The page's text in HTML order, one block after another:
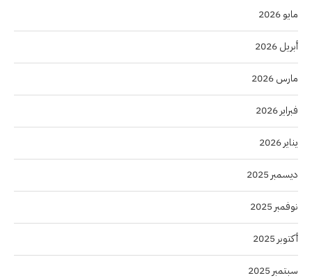
مايو 2026
أبريل 2026
مارس 2026
فبراير 2026
يناير 2026
ديسمبر 2025
نوفمبر 2025
أكتوبر 2025
سبتمبر 2025